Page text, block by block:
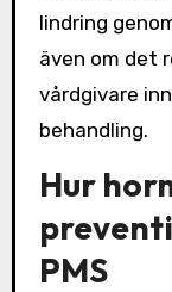
lindring
även om det
vårdgivare
behandling.
Hur
PMS